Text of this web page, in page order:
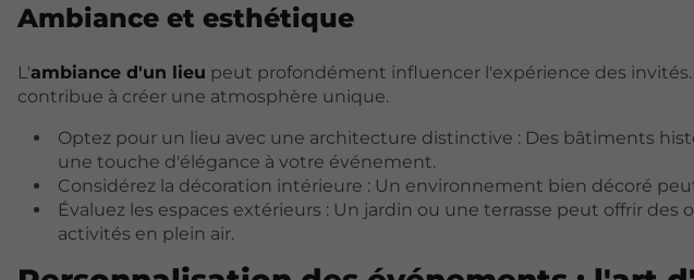
Ambiance et esthétique
L'ambiance d'un lieu peut profondément influencer l'expérience des
contribue à créer une atmosphère unique.
Optez pour un lieu avec une architecture distinctive : Des bâtiments
une touche d'élégance à votre événement.
Considérez la décoration intérieure : Un environnement bien décoré
Évaluez les espaces extérieurs : Un jardin ou une terrasse peut offrir
activités en plein air.